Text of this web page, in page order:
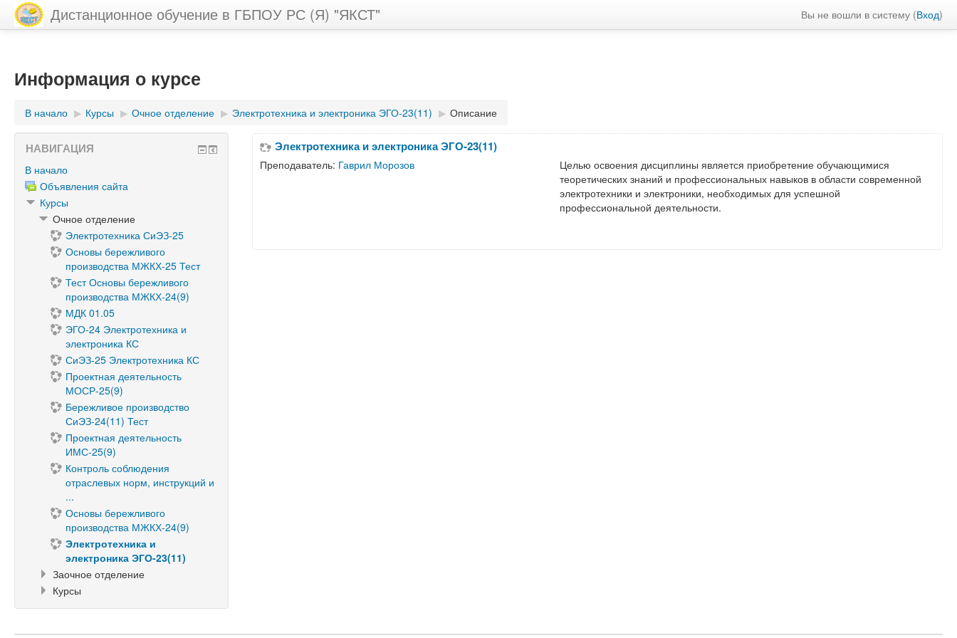
Дистанционное обучение в ГБПОУ РС (Я) "ЯКСТ" Вы не вошли в систему (Вход)
Информация о курсе
В начало ▶︎ Курсы ▶︎ Очное отделение ▶︎ Электротехника и электроника ЭГО-23(11) ▶︎ Описание
Электротехника и электроника ЭГО-23(11)
Целью освоения дисциплины является приобретение обучающимися
теоретических знаний и профессиональных навыков в области современной
электротехники и электроники, необходимых для успешной
профессиональной деятельности.
Преподаватель: Гаврил Морозов
НАВИГАЦИЯ
В начало
Объявления сайта
Курсы
Очное отделение
Электротехника СиЭЗ-25
Основы бережливого
производства МЖКХ-25 Тест
Тест Основы бережливого
производства МЖКХ-24(9)
МДК 01.05
ЭГО-24 Электротехника и
электроника КС
СиЭЗ-25 Электротехника КС
Проектная деятельность
МОСР-25(9)
Бережливое производство
СиЭЗ-24(11) Тест
Проектная деятельность
ИМС-25(9)
Контроль соблюдения
отраслевых норм, инструкций и
...
Основы бережливого
производства МЖКХ-24(9)
Электротехника и
электроника ЭГО-23(11)
Заочное отделение
Курсы